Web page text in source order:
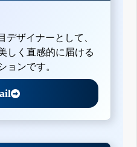
ザイナーとして、
しく直感的に届ける
ョンです。